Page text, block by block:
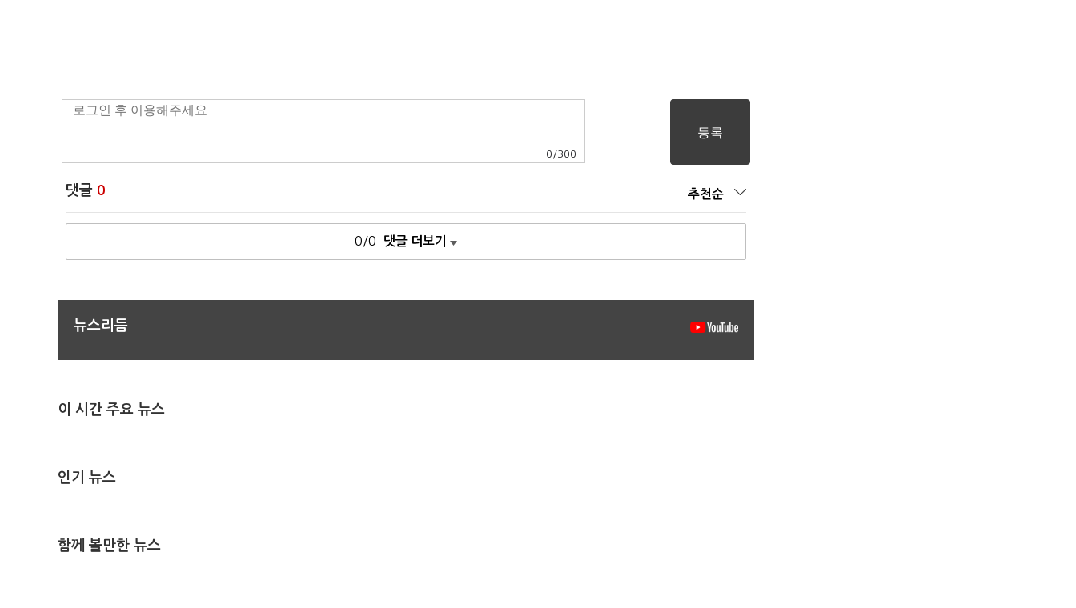
0 /300
댓글 0 추천순
0/0 댓글 더보기
뉴스리듬
이 시간 주요 뉴스
인기 뉴스
함께 볼만한 뉴스